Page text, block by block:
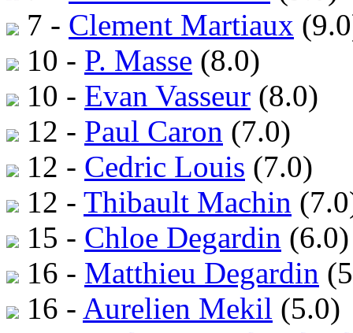
7 - Clement Martiaux
10 - P. Masse (8.0)
10 - Evan Vasseur (8.0)
12 - Paul Caron (7.0)
12 - Cedric Louis (7.0)
12 - Thibault Machin
15 - Chloe Degardin (6.0)
16 - Matthieu Degardin
16 - Aurelien Mekil (5.0)